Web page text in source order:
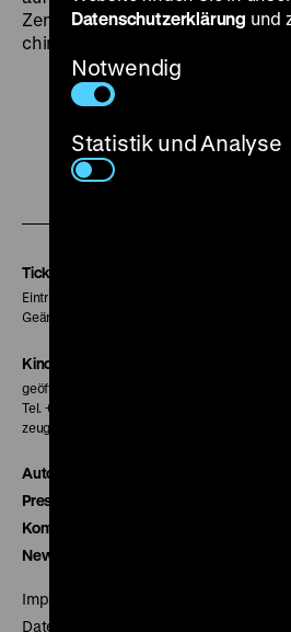
Zensor herumgeschmuggelt. So
chinesisches Genrekino sein. (np)
Tickets
Eintritt 5 €
Geänderte Preise sind im Programm vermerkt.
Kinokasse
geöffnet 30 Minuten vor Beginn der ersten
Tel. + 49 30 20304-770
zeughauskino@dhm.de
Autor*innen
Presse
Kontakt
Newsletter
Impressum
Datenschutz
Datenschutzerklärung und
Notwendig
Statistik und Analyse